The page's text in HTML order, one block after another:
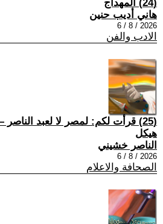
(24) المهداج
هاني أديب حنين
2026 / 8 / 6
الادب والفن
(25) قرأت لكم: لمصر لا لعبد
هيكل
الناصر خشيني
2026 / 8 / 6
الصحافة والاعلام